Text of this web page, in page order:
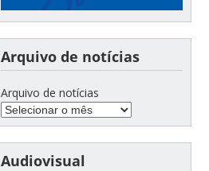
Arquivo de notícias
Arquivo de notícias
Audiovisual